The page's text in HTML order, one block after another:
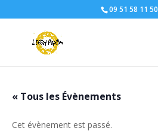
09 51 58 11 50
« Tous les Évènements
Cet évènement est passé.